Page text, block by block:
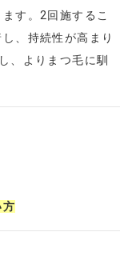
す。2回施するこ
、持続性が高まり
、よりまつ毛に馴
方